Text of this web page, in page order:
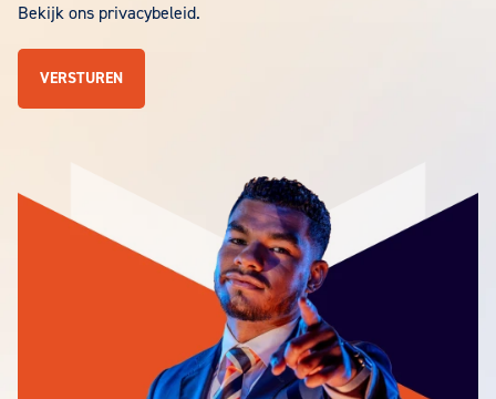
Bekijk ons privacybeleid.